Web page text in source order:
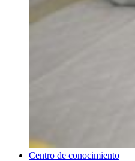
Centro de conocimiento